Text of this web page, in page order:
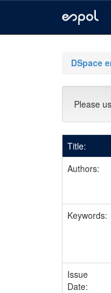
DSpace
Please
Title:
Authors:
Keywords:
Issue
Date: